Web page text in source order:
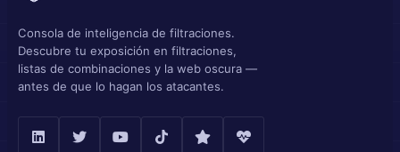
Consola de inteligencia de filtraciones.
Descubre tu exposición en filtraciones,
listas de combinaciones y la web oscura —
antes de que lo hagan los atacantes.